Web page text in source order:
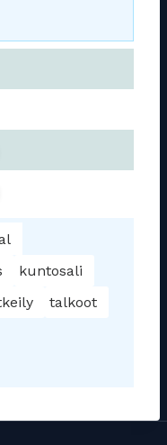
kuntosali
talkoot